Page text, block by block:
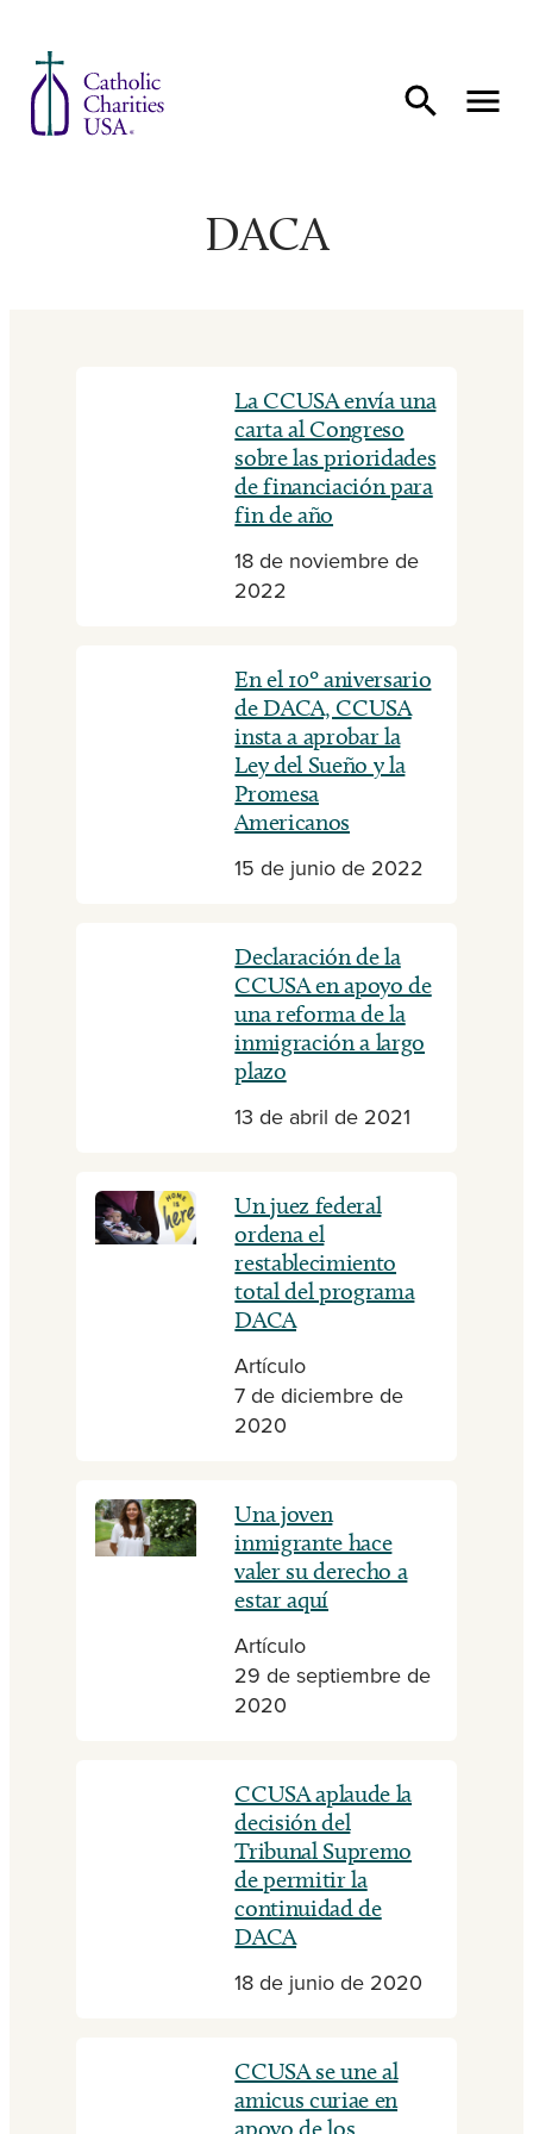
DACA
La CCUSA envía una
carta al Congreso
sobre las prioridades
de financiación para
fin de año
18 de noviembre de
2022
En el 10º aniversario
de DACA, CCUSA
insta a aprobar la
Ley del Sueño y la
Promesa
Americanos
15 de junio de 2022
Declaración de la
CCUSA en apoyo de
una reforma de la
inmigración a largo
plazo
13 de abril de 2021
Un juez federal
ordena el
restablecimiento
total del programa
DACA
Artículo
7 de diciembre de
2020
Una joven
inmigrante hace
valer su derecho a
estar aquí
Artículo
29 de septiembre de
2020
CCUSA aplaude la
decisión del
Tribunal Supremo
de permitir la
continuidad de
DACA
18 de junio de 2020
CCUSA se une al
amicus curiae en